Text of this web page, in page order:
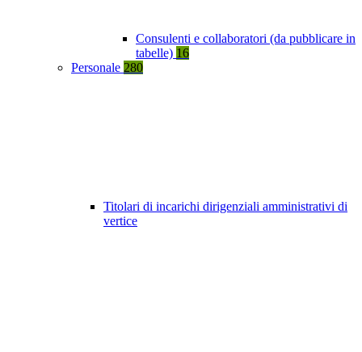
Consulenti e collaboratori (da pubblicare in
tabelle) 16
Personale 280
Titolari di incarichi dirigenziali amministrativi di
vertice